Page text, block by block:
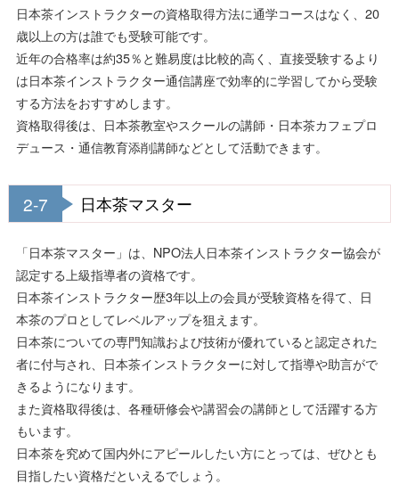
日本茶インストラクターの資格取得方法に通学コースはなく、20
歳以上の方は誰でも受験可能です。
近年の合格率は約35％と難易度は比較的高く、直接受験するより
は日本茶インストラクター通信講座で効率的に学習してから受験
する方法をおすすめします。
資格取得後は、日本茶教室やスクールの講師・日本茶カフェプロ
デュース・通信教育添削講師などとして活動できます。
2-7 日本茶マスター
「日本茶マスター」は、NPO法人日本茶インストラクター協会が
認定する上級指導者の資格です。
日本茶インストラクター歴3年以上の会員が受験資格を得て、日
本茶のプロとしてレベルアップを狙えます。
日本茶についての専門知識および技術が優れていると認定された
者に付与され、日本茶インストラクターに対して指導や助言がで
きるようになります。
また資格取得後は、各種研修会や講習会の講師として活躍する方
もいます。
日本茶を究めて国内外にアピールしたい方にとっては、ぜひとも
目指したい資格だといえるでしょう。